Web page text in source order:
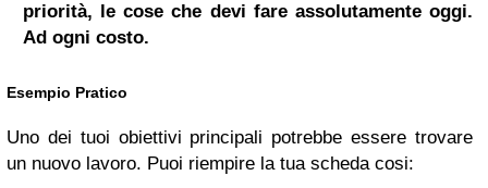
priorità, le cose che devi fare assolutamente oggi.
Ad ogni costo.
Esempio Pratico
Uno dei tuoi obiettivi principali potrebbe essere trovare
un nuovo lavoro. Puoi riempire la tua scheda cosi: